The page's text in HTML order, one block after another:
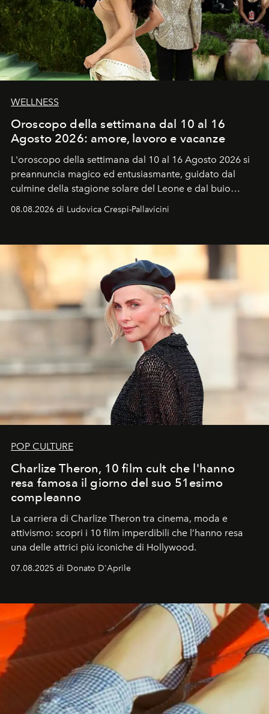
WELLNESS
Oroscopo della settimana dal 10 al 16
Agosto 2026: amore, lavoro e vacanze
L'oroscopo della settimana dal 10 al 16 Agosto 2026 si
preannuncia magico ed entusiasmante, guidato dal
culmine della stagione solare del Leone e dal buio
favorevole della Luna nuova in Leone del 12 agosto,
ideale per la notte delle Perseidi.
08.08.2026 di Ludovica Crespi-Pallavicini
POP CULTURE
Charlize Theron, 10 film cult che l'hanno
resa famosa il giorno del suo 51esimo
compleanno
La carriera di Charlize Theron tra cinema, moda e
attivismo: scopri i 10 film imperdibili che l’hanno resa
una delle attrici più iconiche di Hollywood.
07.08.2025 di Donato D'Aprile